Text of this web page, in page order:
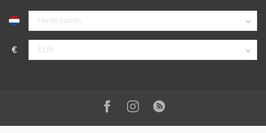
€